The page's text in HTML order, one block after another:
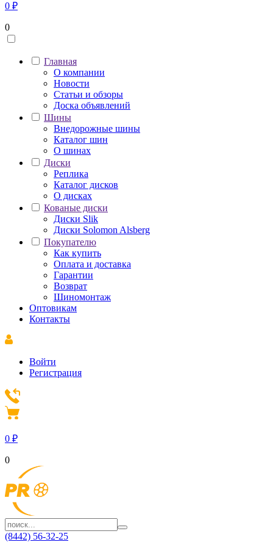
0 ₽
0
Главная
О компании
Новости
Статьи и обзоры
Доска объявлений
Шины
Внедорожные шины
Каталог шин
О шинах
Диски
Реплика
Каталог дисков
О дисках
Кованые диски
Диски Slik
Диски Solomon Alsberg
Покупателю
Как купить
Оплата и доставка
Гарантии
Возврат
Шиномонтаж
Оптовикам
Контакты
Войти
Регистрация
0 ₽
0
(8442) 56-32-25